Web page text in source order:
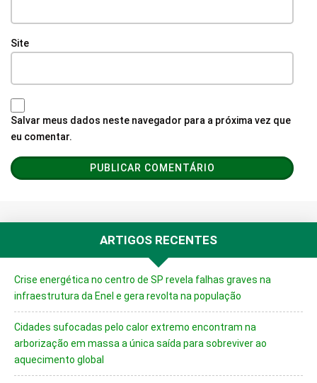
Site
Salvar meus dados neste navegador para a próxima vez que
eu comentar.
ARTIGOS RECENTES
Crise energética no centro de SP revela falhas graves na
infraestrutura da Enel e gera revolta na população
Cidades sufocadas pelo calor extremo encontram na
arborização em massa a única saída para sobreviver ao
aquecimento global